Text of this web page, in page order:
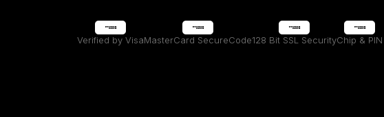
Verified by VisaMasterCard SecureCode128 Bit SSL SecurityChip & PIN